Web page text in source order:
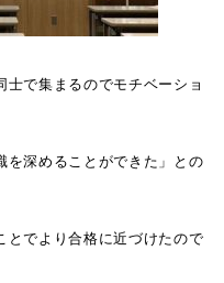
士で集まるのでモチベーショ
を深めることができた」との
とでより合格に近づけたので